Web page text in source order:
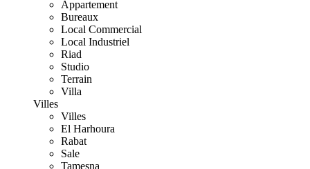
Appartement
Bureaux
Local Commercial
Local Industriel
Riad
Studio
Terrain
Villa
Villes
Villes
El Harhoura
Rabat
Sale
Tamesna